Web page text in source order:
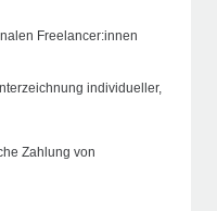
Freelancer:innen
individueller,
Zahlung von